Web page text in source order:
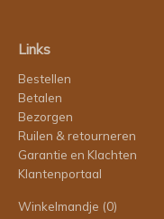
Links
Bestellen
Betalen
Bezorgen
Ruilen & retourneren
Garantie en Klachten
Klantenportaal
Winkelmandje (0)